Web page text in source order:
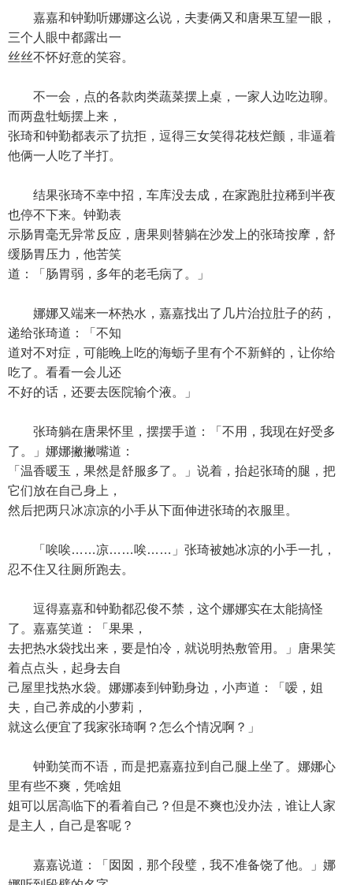
嘉嘉和钟勤听娜娜这么说，夫妻俩又和唐果互望一眼，
三个人眼中都露出一
丝丝不怀好意的笑容。
不一会，点的各款肉类蔬菜摆上桌，一家人边吃边聊。
而两盘牡蛎摆上来，
张琦和钟勤都表示了抗拒，逗得三女笑得花枝烂颤，非逼着
他俩一人吃了半打。
结果张琦不幸中招，车库没去成，在家跑肚拉稀到半夜
也停不下来。钟勤表
示肠胃毫无异常反应，唐果则替躺在沙发上的张琦按摩，舒
缓肠胃压力，他苦笑
道：「肠胃弱，多年的老毛病了。」
娜娜又端来一杯热水，嘉嘉找出了几片治拉肚子的药，
递给张琦道：「不知
道对不对症，可能晚上吃的海蛎子里有个不新鲜的，让你给
吃了。看看一会儿还
不好的话，还要去医院输个液。」
张琦躺在唐果怀里，摆摆手道：「不用，我现在好受多
了。」娜娜撇撇嘴道：
「温香暖玉，果然是舒服多了。」说着，抬起张琦的腿，把
它们放在自己身上，
然后把两只冰凉凉的小手从下面伸进张琦的衣服里。
「唉唉……凉……唉……」张琦被她冰凉的小手一扎，
忍不住又往厕所跑去。
逗得嘉嘉和钟勤都忍俊不禁，这个娜娜实在太能搞怪
了。嘉嘉笑道：「果果，
去把热水袋找出来，要是怕冷，就说明热敷管用。」唐果笑
着点点头，起身去自
己屋里找热水袋。娜娜凑到钟勤身边，小声道：「嗳，姐
夫，自己养成的小萝莉，
就这么便宜了我家张琦啊？怎么个情况啊？」
钟勤笑而不语，而是把嘉嘉拉到自己腿上坐了。娜娜心
里有些不爽，凭啥姐
姐可以居高临下的看着自己？但是不爽也没办法，谁让人家
是主人，自己是客呢？
嘉嘉说道：「囡囡，那个段璧，我不准备饶了他。」娜